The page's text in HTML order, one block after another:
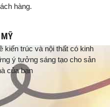
hàng.
kiến trúc và nội thất có kinh
ý tưởng sáng tạo cho sản
của bạn